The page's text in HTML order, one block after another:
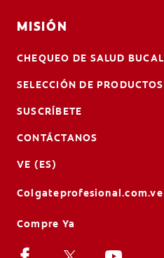
MISIÓN
CHEQUEO DE SALUD BUCAL
SELECCIÓN DE PRODUCTOS
SUSCRÍBETE
CONTÁCTANOS
VE (ES)
Colgateprofesional.com.ve
Compre Ya